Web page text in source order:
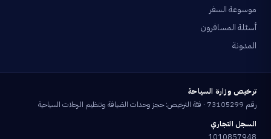
موسوعة السفر
أسئلة المسافرون
المدونة
ترخيص وزارة السياحة
رقم 73105299 · فئة الترخيص: حجز وحدات الضيافة وتنظيم الرحلات السياحية
السجل التجاري